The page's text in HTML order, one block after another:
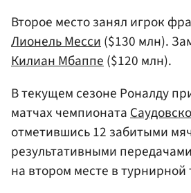
Второе место занял игрок
Лионель Месси($130 млн).
Килиан Мбаппе($120 млн).
В текущем сезоне Роналду
матчах чемпионата
отметившись 12 забитыми
результативными
на втором месте в турнирной